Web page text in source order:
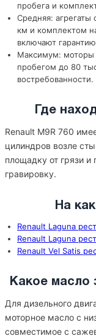
пробега и
Средняя:
км и комплектом
включают гарантию
Максимум: моторы
пробегом до 80
востребованности.
Где
Renault M9R 760
цилиндров возле
площадку от грязи и
гравировку.
На
Renault Laguna
Renault Laguna
Renault Vel Satis
Какое масло
Для дизельного
моторное масло с
совместимое с